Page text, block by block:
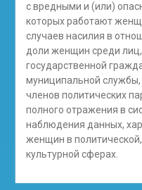
с вредными и (или)
которых работают
случаев насилия в
доли женщин среди
государственной
муниципальной
членов политических
полного отражения в
наблюдения данных,
женщин в
культурной сферах.